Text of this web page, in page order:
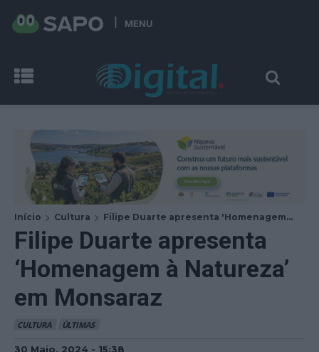
MENU
Início Cultura Filipe Duarte apresenta 'Homenagem...
Filipe Duarte apresenta
‘Homenagem à Natureza’
em Monsaraz
CULTURA ÚLTIMAS
30 Maio, 2024 - 15:38